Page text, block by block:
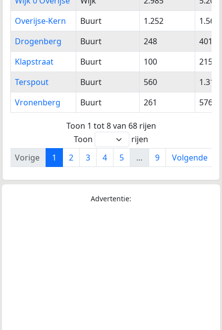
Overijse-Kern
Buurt 1.252
1.564
Drogenberg
Buurt 248
401
Klapstraat
Buurt 100
215
Terspout
Buurt 560
1.319
Vronenberg
Buurt 261 576
Toon 1 tot 8 van 68 rijen
Toon
rijen
Vorige
1 2 3 4 5 … 9 Volgende
Advertentie: